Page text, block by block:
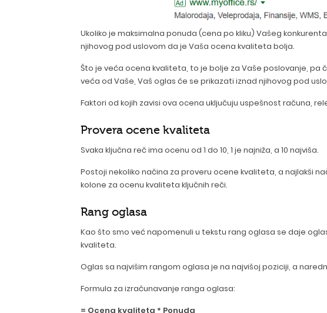
Ukoliko je maksimalna ponuda (cena po kliku) Vašeg
njihovog pod uslovom da je Vaša ocena kvaliteta bolja.
Što je veća ocena kvaliteta, to je bolje za Vaše poslovanje, pa
veća od Vaše, Vaš oglas će se prikazati iznad njihovog pod
Faktori od kojih zavisi ova ocena uključuju uspešnost računa,
Provera ocene kvaliteta
Svaka ključna reč ima ocenu od 1 do 10, 1 je najniža, a 10 najviša.
Postoji nekoliko načina za proveru ocene kvaliteta, a najlakši
kolone za ocenu kvaliteta ključnih reči.
Rang oglasa
Kao što smo već napomenuli u tekstu rang oglasa se daje
kvaliteta.
Oglas sa najvišim rangom oglasa je na najvišoj poziciji, a
Formula za izračunavanje ranga oglasa:
= Ocena kvaliteta * Ponuda